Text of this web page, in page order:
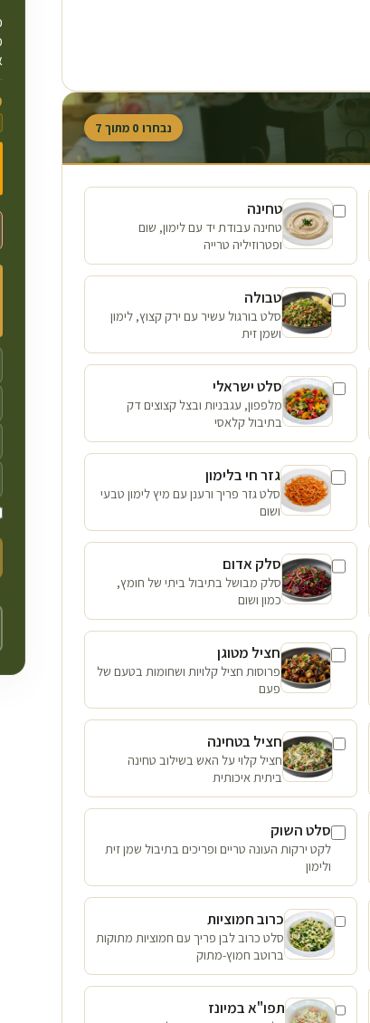
נבחרו 0 מתוך 7
טחינה
טחינה עבודת יד עם לימון, שום
ופטרוזיליה טרייה
טבולה
סלט בורגול עשיר עם ירק קצוץ, לימון
ושמן זית
סלט ישראלי
מלפפון, עגבניות ובצל קצוצים דק
בתיבול קלאסי
גזר חי בלימון
סלט גזר פריך ורענן עם מיץ לימון טבעי
ושום
סלק אדום
סלק מבושל בתיבול ביתי של חומץ,
כמון ושום
חציל מטוגן
פרוסות חציל קלויות ושחומות בטעם של
פעם
חציל בטחינה
חציל קלוי על האש בשילוב טחינה
ביתית איכותית
סלט השוק
לקט ירקות העונה טריים ופריכים בתיבול שמן זית
ולימון
כרוב חמוציות
סלט כרוב לבן פריך עם חמוציות מתוקות
ברוטב חמוץ-מתוק
תפו"א במיונז